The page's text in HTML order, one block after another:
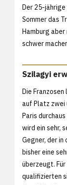
Der 25-
Sommer das
Hamburg aber
schwer
Szilagyi
Die
auf Platz zwei
Paris
wird ein sehr,
Gegner, der in
bisher eine
überzeugt. Für
qualifizierten